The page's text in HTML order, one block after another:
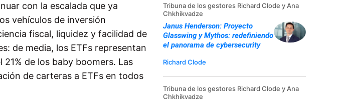
con la escalada que ya
vehículos de inversión
fiscal, liquidez y facilidad de
de media, los ETFs representan
de los baby boomers. Las
de carteras a ETFs en todos
Tribuna de los gestores Richard Clode y Ana
Chkhikvadze
Janus Henderson: Proyecto
Glasswing y Mythos: redefiniendo
el panorama de cybersecurity
Richard Clode
Tribuna de los gestores Richard Clode y Ana
Chkhikvadze